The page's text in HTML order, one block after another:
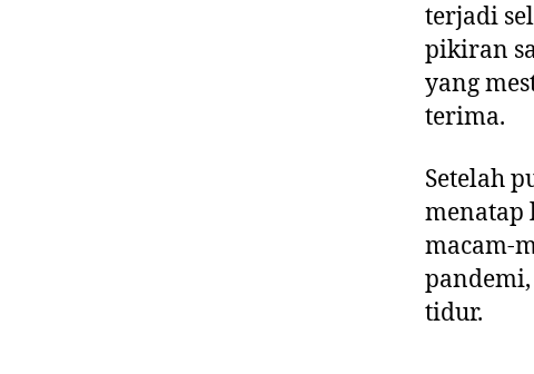
terjadi
pikiran
yang
terima.
Setelah
menatap
macam-
tidur.